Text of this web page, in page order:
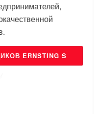
ERNSTING S